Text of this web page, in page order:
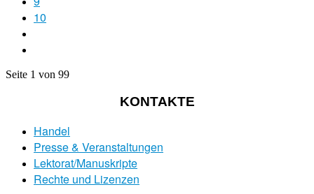
10
Seite 1 von 99
KONTAKTE
Handel
Presse & Veranstaltungen
Lektorat/Manuskripte
Rechte und Lizenzen